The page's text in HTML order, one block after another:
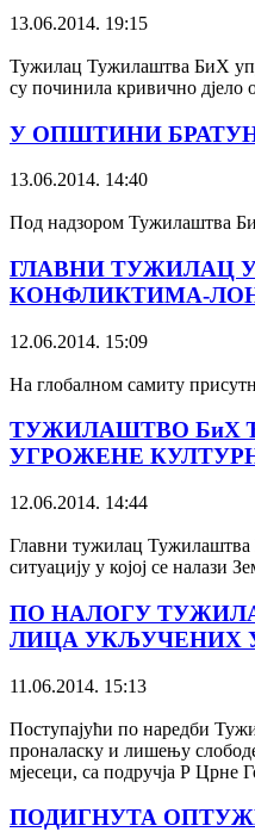
13.06.2014. 19:15
Тужилац Тужилаштва БиХ
су починила кривично дјело
У ОПШТИНИ
13.06.2014. 14:40
Под надзором Тужилаштва
ГЛАВНИ ТУЖИЛАЦ
КОНФЛИКТИМА-
12.06.2014. 15:09
На глобалном самиту
ТУЖИЛАШТВО БиХ
УГРОЖЕНЕ
12.06.2014. 14:44
Главни тужилац Тужилаштва
ситуацију у којој се налази
ПО НАЛОГУ
ЛИЦА УКЉУЧЕНИХ
11.06.2014. 15:13
Поступајући по наредби
проналаску и лишењу
мјесеци, са подручја Р Црне
ПОДИГНУТА